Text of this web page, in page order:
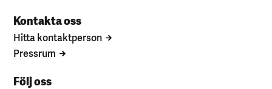
Kontakta oss
Hitta kontaktperson
Pressrum
Följ oss